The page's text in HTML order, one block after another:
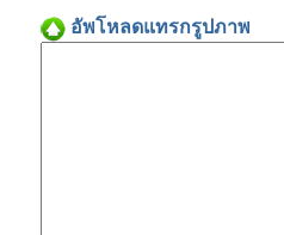
อัพโหลดแทรกรูปภาพ